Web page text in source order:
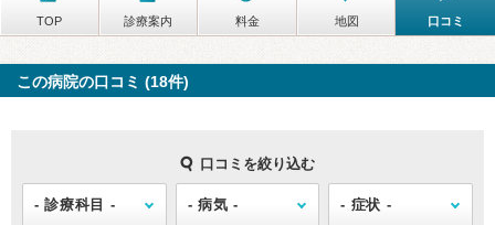
TOP 診療案内 料金 地図 口コミ
この病院の口コミ (18件)
口コミを絞り込む